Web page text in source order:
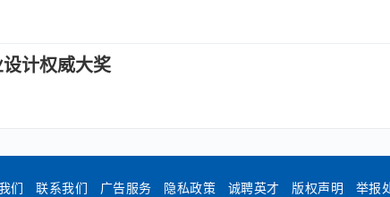
计权威大奖
们 联系我们 广告服务 隐私政策 诚聘英才 版权声明 举报